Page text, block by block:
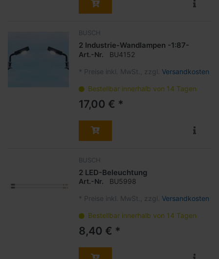
BUSCH
2 Industrie-Wandlampen -1:87-
Art.-Nr. BU4152
* Preise inkl. MwSt., zzgl. Versandkosten
Bestellbar innerhalb von 14 Tagen
17,00 € *
BUSCH
2 LED-Beleuchtung
Art.-Nr. BU5998
* Preise inkl. MwSt., zzgl. Versandkosten
Bestellbar innerhalb von 14 Tagen
8,40 € *